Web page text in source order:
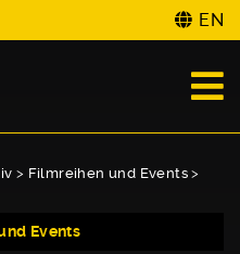
EN
> Filmreihen und Events >
Events